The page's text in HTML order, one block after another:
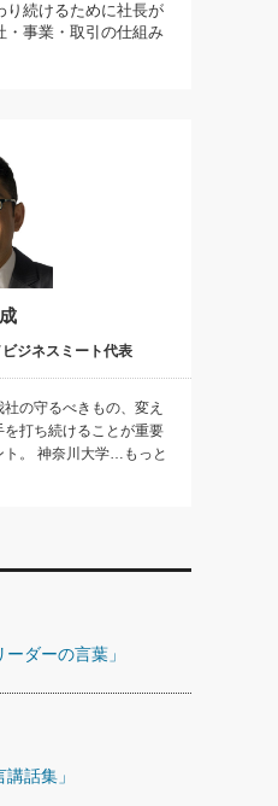
り続けるために社長が
・事業・取引の仕組み
ジネスミート代表
の守るべきもの、変え
打ち続けることが重要
ト。 神奈川大学…もっと
ダーの言葉」
話集」